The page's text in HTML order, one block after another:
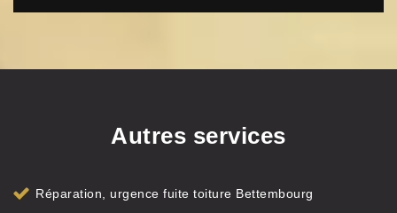
Autres services
Réparation, urgence fuite toiture Bettembourg